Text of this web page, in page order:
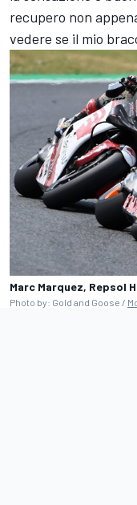
recupero non
vedere se il mio
Marc Marquez, Repsol
Photo by: Gold and Goose /